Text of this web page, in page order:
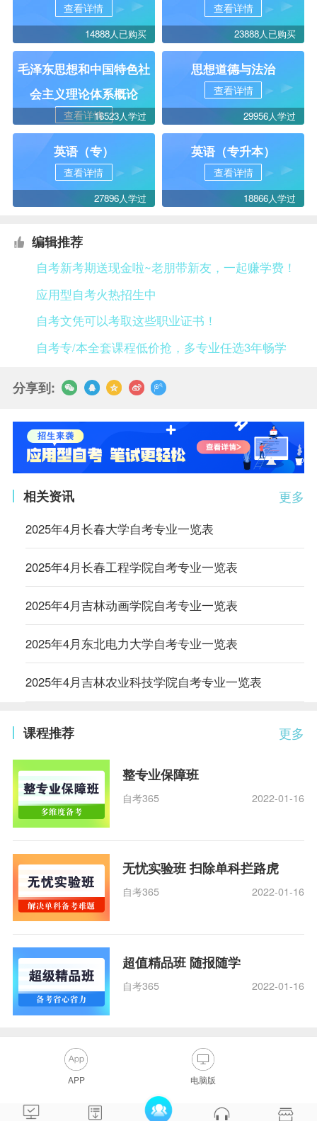
查看详情
14888人已购买
查看详情
23888人已购买
毛泽东思想和中国特色社
会主义理论体系概论
查看详情16523人学过
思想道德与法治
查看详情
29956人学过
英语（专）
查看详情
27896人学过
英语（专升本）
查看详情
18866人学过
编辑推荐
自考新考期送现金啦~老朋带新友，一起赚学费！
应用型自考火热招生中
自考文凭可以考取这些职业证书！
自考专/本全套课程低价抢，多专业任选3年畅学
分享到:
更多
相关资讯
2025年4月长春大学自考专业一览表
2025年4月长春工程学院自考专业一览表
2025年4月吉林动画学院自考专业一览表
2025年4月东北电力大学自考专业一览表
2025年4月吉林农业科技学院自考专业一览表
更多
课程推荐
整专业保障班
自考365 2022-01-16
无忧实验班 扫除单科拦路虎
自考365 2022-01-16
超值精品班 随报随学
自考365 2022-01-16
APP 电脑版